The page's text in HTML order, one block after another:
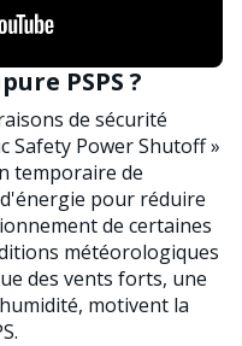
PSPS ?
de sécurité
Safety Power Shutoff »
temporaire de
pour réduire
de certaines
météorologiques
des vents forts, une
motivent la